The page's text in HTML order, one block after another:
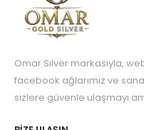
Omar Silver markasıyla,
facebook ağlarımız ve
sizlere güvenle ulaşmayı